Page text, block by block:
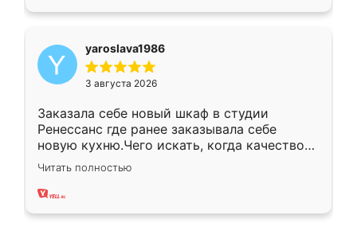
yaroslava1986
3 августа 2026
Заказала себе новый шкаф в студии
Ренессанс где ранее заказывала себе
новую кухню.Чего искать, когда качеством
вполне довольна. Служит кухня уже почти
два года, нареканий нет.
Читать полностью